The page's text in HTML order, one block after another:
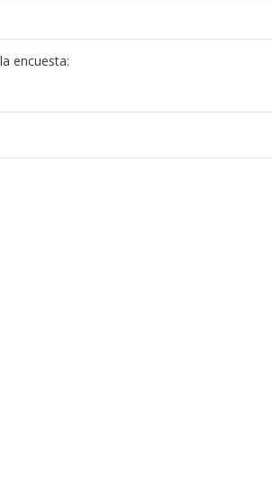
encuesta: